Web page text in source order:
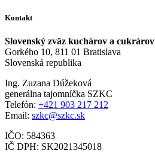
Kontakt
Slovenský zväz kuchárov a cukrárov
Gorkého 10, 811 01 Bratislava
Slovenská republika
Ing. Zuzana Dúžeková
generálna tajomníčka SZKC
Telefón: +421 903 217 212
Email: szkc@szkc.sk
IČO: 584363
IČ DPH: SK2021345018